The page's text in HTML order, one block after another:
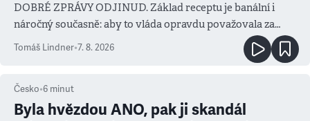
DOBRÉ ZPRÁVY ODJINUD. Základ receptu je banální i
náročný současně: aby to vláda opravdu považovala za
Tomáš Lindner•7. 8. 2026
Česko•6 minut
Byla hvězdou ANO, pak ji skandál